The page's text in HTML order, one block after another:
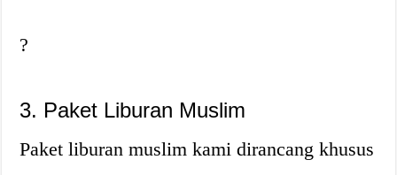
?
3. Paket Liburan Muslim
Paket liburan muslim kami dirancang khusus